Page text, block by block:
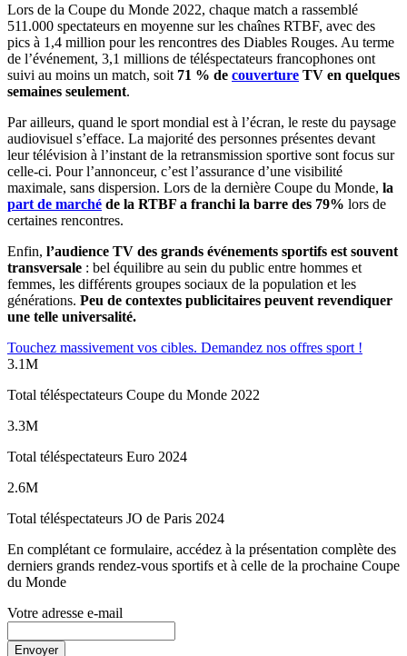
Lors de la Coupe du Monde 2022, chaque match a rassemblé
511.000 spectateurs en moyenne sur les chaînes RTBF, avec des
pics à 1,4 million pour les rencontres des Diables Rouges. Au terme
de l’événement, 3,1 millions de téléspectateurs francophones ont
suivi au moins un match, soit 71 % de couverture TV en quelques
semaines seulement.
Par ailleurs, quand le sport mondial est à l’écran, le reste du paysage
audiovisuel s’efface. La majorité des personnes présentes devant
leur télévision à l’instant de la retransmission sportive sont focus sur
celle-ci. Pour l’annonceur, c’est l’assurance d’une visibilité
maximale, sans dispersion. Lors de la dernière Coupe du Monde, la
part de marché de la RTBF a franchi la barre des 79% lors de
certaines rencontres.
Enfin, l’audience TV des grands événements sportifs est souvent
transversale : bel équilibre au sein du public entre hommes et
femmes, les différents groupes sociaux de la population et les
générations. Peu de contextes publicitaires peuvent revendiquer
une telle universalité.
Touchez massivement vos cibles. Demandez nos offres sport !
3.1M
Total téléspectateurs Coupe du Monde 2022
3.3M
Total téléspectateurs Euro 2024
2.6M
Total téléspectateurs JO de Paris 2024
En complétant ce formulaire, accédez à la présentation complète des
derniers grands rendez-vous sportifs et à celle de la prochaine Coupe
du Monde
Votre adresse e-mail